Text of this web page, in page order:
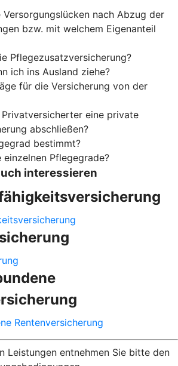
nach Abzug der
bzw. mit welchem Eigenanteil
Pflegezusatzversicherung?
ich ins Ausland ziehe?
für die Versicherung von der
Privatversicherter eine private
abschließen?
bestimmt?
einzelnen Pflegegrade?
interessieren
Rentenversicherung
Leistungen entnehmen Sie bitte den